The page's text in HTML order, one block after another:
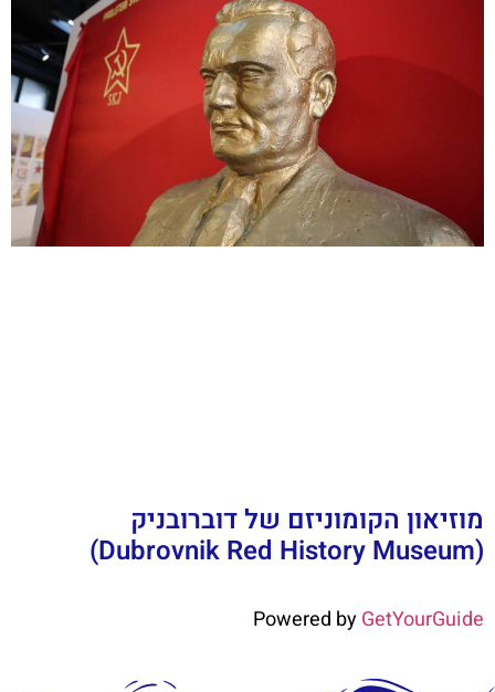
מוזיאון הקומוניזם של דוברובניק
(Dubrovnik Red History Museum)
Powered byGetYourGuide